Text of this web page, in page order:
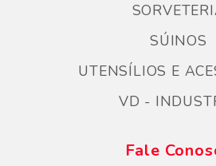
SÚINOS
UTENSÍLIOS E
VD -
Fale